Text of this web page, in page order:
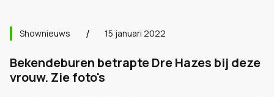
Shownieuws 15 januari 2022
Bekendeburen betrapte Dre Hazes bij deze
vrouw. Zie foto's